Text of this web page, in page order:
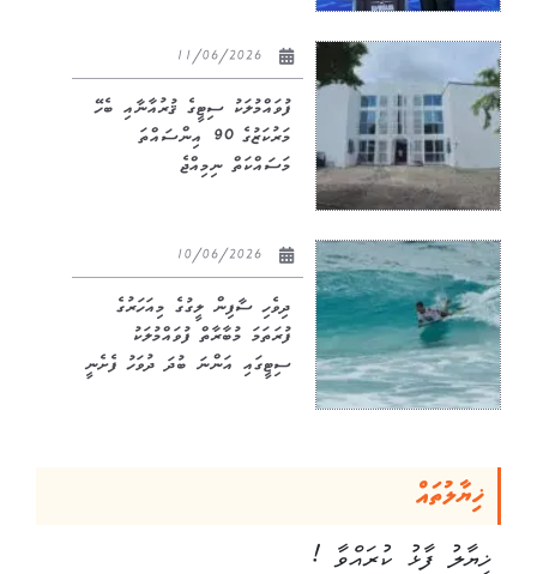
ފުވައްމުލަކު ސިޓީގެ ޤުރުއާނާއި ބެހޭ
މަރުކަޒުގެ 90 އިންސައްތަ
މަސައްކަތް ނިމިއްޖެ
ދިވެހި ސާފިން ލީގުގެ މިއަހަރުގެ
ފުރަތަމަ މުބާރާތް ފުވައްމުލަކު
ސިޓީގައި އަންނަ ބުދަ ދުވަހު ފެށެނީ
ޚިޔާލުތައް
ޚިޔާލު ފާޅު ކުރައްވާ !